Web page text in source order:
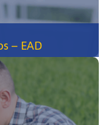
– EAD